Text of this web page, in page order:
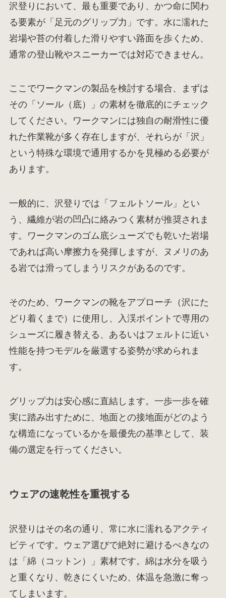
沢登りにおいて、最も重要であり、かつ命に関わ
る要素が「足元のグリップ力」です。水に濡れた
岩場や苔の付着した滑りやすい路面を歩くため、
通常の登山靴やスニーカーでは対応できません。
ここでワークマンの製品を検討する場合、まずは
その「ソール（底）」の素材を徹底的にチェック
してください。ワークマンには独自の耐滑性に優
れた作業靴が多く存在しますが、それらが「沢」
という特殊な環境で通用するかを見極める必要が
あります。
一般的に、沢登りでは「フェルトソール」とい
う、繊維が岩の凹凸に絡みつく素材が推奨されま
す。ワークマンのゴム底シューズでも乾いた岩場
であれば高い摩擦力を発揮しますが、ヌメリのあ
る岩では滑ってしまうリスクがあるのです。
そのため、ワークマンの靴をアプローチ（沢にた
どり着くまで）に使用し、入渓ポイントで専用の
シューズに履き替える、あるいはフェルトに近い
性能を持つモデルを厳選する姿勢が求められま
す。
グリップ力は安心感に直結します。一歩一歩を確
実に踏み出すために、地面との接地面がどのよう
な構造になっているかを最優先の基準として、装
備の選定を行ってください。
ウェアの速乾性を重視する
沢登りはその名の通り、常に水に濡れるアクティ
ビティです。ウェア選びで絶対に避けるべきなの
は「綿（コットン）」素材です。綿は水分を吸う
と重くなり、乾きにくいため、体温を急激に奪っ
てしまいます。